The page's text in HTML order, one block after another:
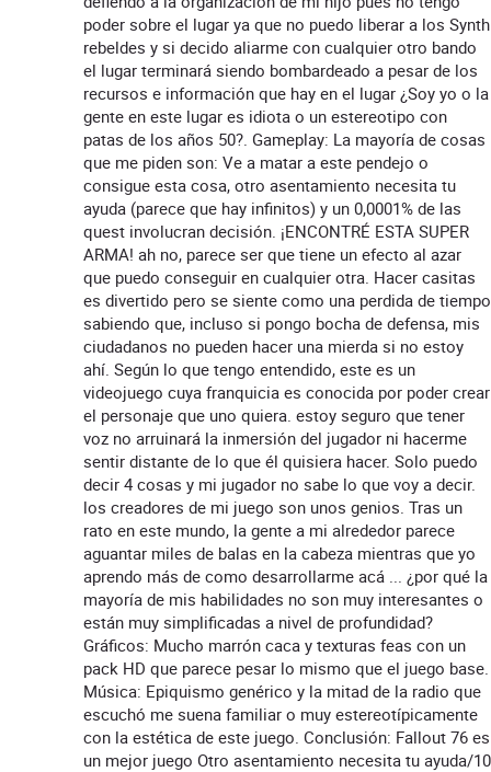
poder sobre el lugar ya que no puedo liberar a los Synth
rebeldes y si decido aliarme con cualquier otro bando
el lugar terminará siendo bombardeado a pesar de los
recursos e información que hay en el lugar ¿Soy yo o la
gente en este lugar es idiota o un estereotipo con
patas de los años 50?. Gameplay: La mayoría de cosas
que me piden son: Ve a matar a este pendejo o
consigue esta cosa, otro asentamiento necesita tu
ayuda (parece que hay infinitos) y un 0,0001% de las
quest involucran decisión. ¡ENCONTRÉ ESTA SUPER
ARMA! ah no, parece ser que tiene un efecto al azar
que puedo conseguir en cualquier otra. Hacer casitas
es divertido pero se siente como una perdida de tiempo
sabiendo que, incluso si pongo bocha de defensa, mis
ciudadanos no pueden hacer una mierda si no estoy
ahí. Según lo que tengo entendido, este es un
videojuego cuya franquicia es conocida por poder crear
el personaje que uno quiera. estoy seguro que tener
voz no arruinará la inmersión del jugador ni hacerme
sentir distante de lo que él quisiera hacer. Solo puedo
decir 4 cosas y mi jugador no sabe lo que voy a decir.
los creadores de mi juego son unos genios. Tras un
rato en este mundo, la gente a mi alrededor parece
aguantar miles de balas en la cabeza mientras que yo
aprendo más de como desarrollarme acá ... ¿por qué la
mayoría de mis habilidades no son muy interesantes o
están muy simplificadas a nivel de profundidad?
Gráficos: Mucho marrón caca y texturas feas con un
pack HD que parece pesar lo mismo que el juego base.
Música: Epiquismo genérico y la mitad de la radio que
escuchó me suena familiar o muy estereotípicamente
con la estética de este juego. Conclusión: Fallout 76 es
un mejor juego Otro asentamiento necesita tu ayuda/10